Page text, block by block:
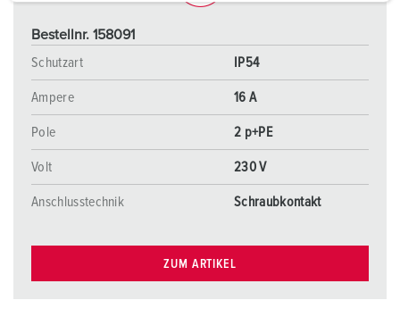
Bestellnr. 158091
Schutzart
IP54
Ampere 16 A
Pole 2 p+PE
Volt 230 V
Anschlusstechnik Schraubkontakt
ZUM ARTIKEL